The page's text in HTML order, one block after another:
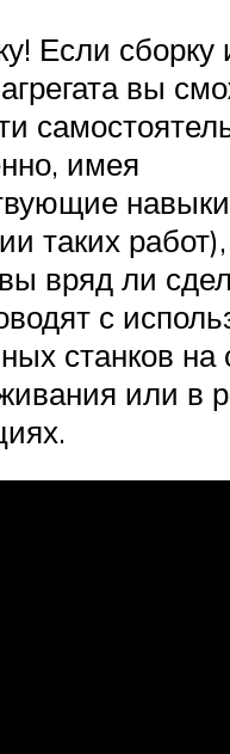
Если сборку
вы
имея
таких
вряд ли
с
станков на
или в